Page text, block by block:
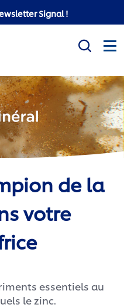
Signal !
de la
votre
essentiels au
le zinc.